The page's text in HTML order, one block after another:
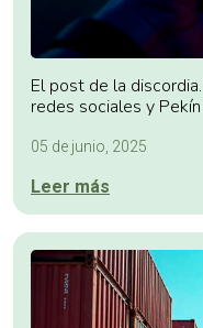
El post de la
redes sociales y
05 de junio, 2025
Leer más